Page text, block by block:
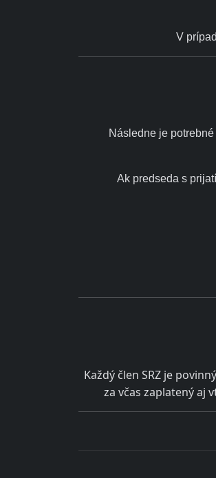
V
Následne je
Ak predseda s
Každý člen SRZ je
za včas zaplatený aj